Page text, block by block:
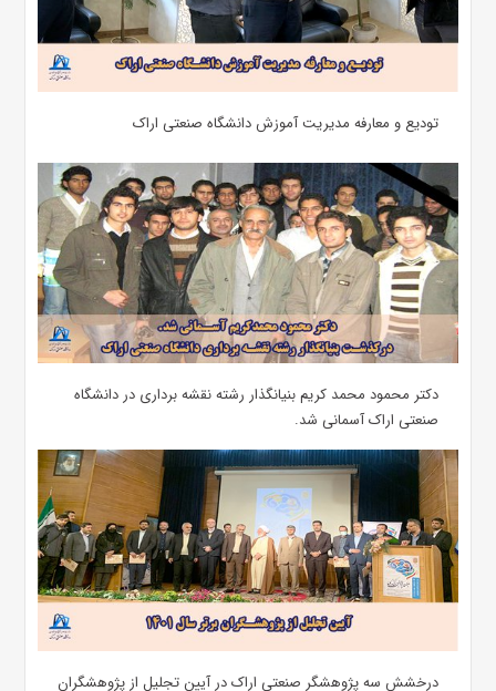
تودیع و معارفه مدیریت آموزش دانشگاه صنعتی اراک
دکتر محمود محمد کریم بنیانگذار رشته نقشه برداری در دانشگاه
صنعتی اراک آسمانی شد.
درخشش سه پژوهشگر صنعتی اراک در آیین تجلیل از پژوهشگران